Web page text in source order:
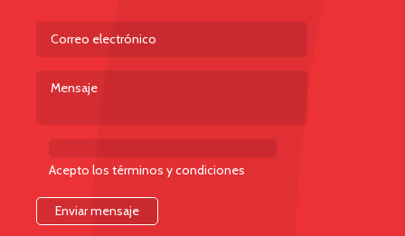
Acepto los términos y condiciones